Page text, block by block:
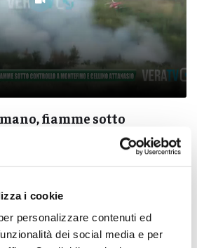
i cookie
personalizzare contenuti ed
dei social media e per
fiamme sotto
e Cellino Attanasio